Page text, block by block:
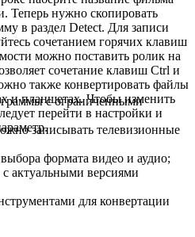
Теперь нужно скопировать
в раздел Detect. Для записи
сочетанием горячих клавиш
можно поставить ролик на
сочетание клавиш Ctrl и
также конвертировать файлы
и планшетах. Чтобы изменить
перейти в настройки и
с ограниченными
записывать телевизионные
формата видео и аудио;
актуальными версиями
для конвертации